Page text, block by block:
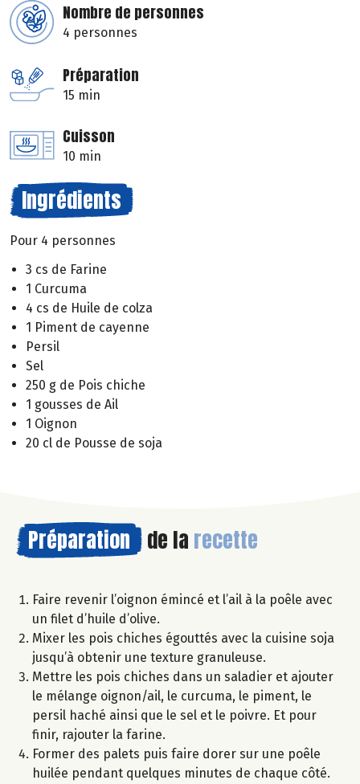
Nombre de personnes
4 personnes
Préparation
15 min
Cuisson
10 min
Ingrédients
Pour 4 personnes
3 cs de Farine
1 Curcuma
4 cs de Huile de colza
1 Piment de cayenne
Persil
Sel
250 g de Pois chiche
1 gousses de Ail
1 Oignon
20 cl de Pousse de soja
Préparation de la recette
Faire revenir l’oignon émincé et l’ail à la poêle avec
un filet d’huile d’olive.
Mixer les pois chiches égouttés avec la cuisine soja
jusqu’à obtenir une texture granuleuse.
Mettre les pois chiches dans un saladier et ajouter
le mélange oignon/ail, le curcuma, le piment, le
persil haché ainsi que le sel et le poivre. Et pour
finir, rajouter la farine.
Former des palets puis faire dorer sur une poêle
huilée pendant quelques minutes de chaque côté.